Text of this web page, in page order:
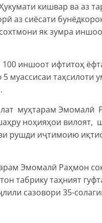
кишвар ва аз
аз сиёсати
як зумра
иншоот ифтитоҳ
муассисаи таҳсилоти
муҳтарам Эмомалӣ
ноҳияҳои вилоят,
рушди иҷтимоию
Эмомалӣ Раҳмон
табрику таҳният
сазовори 35-